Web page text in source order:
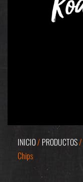
INICIO/ PRODUCTOS/
Chips